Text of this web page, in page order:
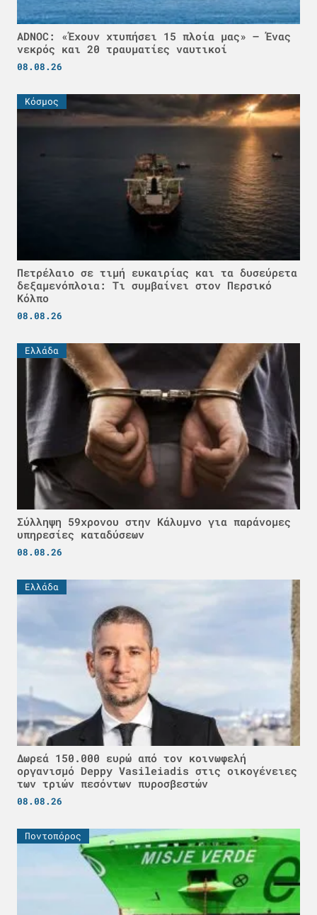
ADNOC: «Έχουν χτυπήσει 15 πλοία μας» – Ένας
νεκρός και 20 τραυματίες ναυτικοί
08.08.26
Κόσμος
Πετρέλαιο σε τιμή ευκαιρίας και τα δυσεύρετα
δεξαμενόπλοια: Τι συμβαίνει στον Περσικό
Κόλπο
08.08.26
Ελλάδα
Σύλληψη 59χρονου στην Κάλυμνο για παράνομες
υπηρεσίες καταδύσεων
08.08.26
Ελλάδα
Δωρεά 150.000 ευρώ από τον κοινωφελή
οργανισμό Deppy Vasileiadis στις οικογένειες
των τριών πεσόντων πυροσβεστών
08.08.26
Ποντοπόρος